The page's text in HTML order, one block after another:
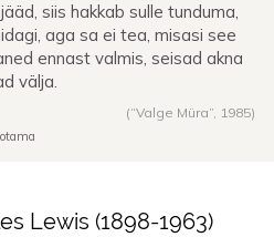
siis hakkab sulle tunduma,
aga sa ei tea, misasi see
ennast valmis, seisad akna
välja.
(“Valge Müra”, 1985)
Lewis (1898-1963)